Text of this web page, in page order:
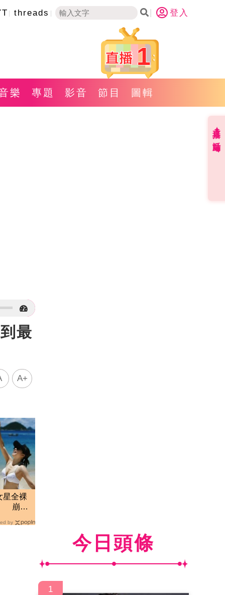
threads 登入
1
樂 專題 影音 節目 圖輯
最
A+
星全裸
崩潰
by
今日頭條
1
直播✦活動